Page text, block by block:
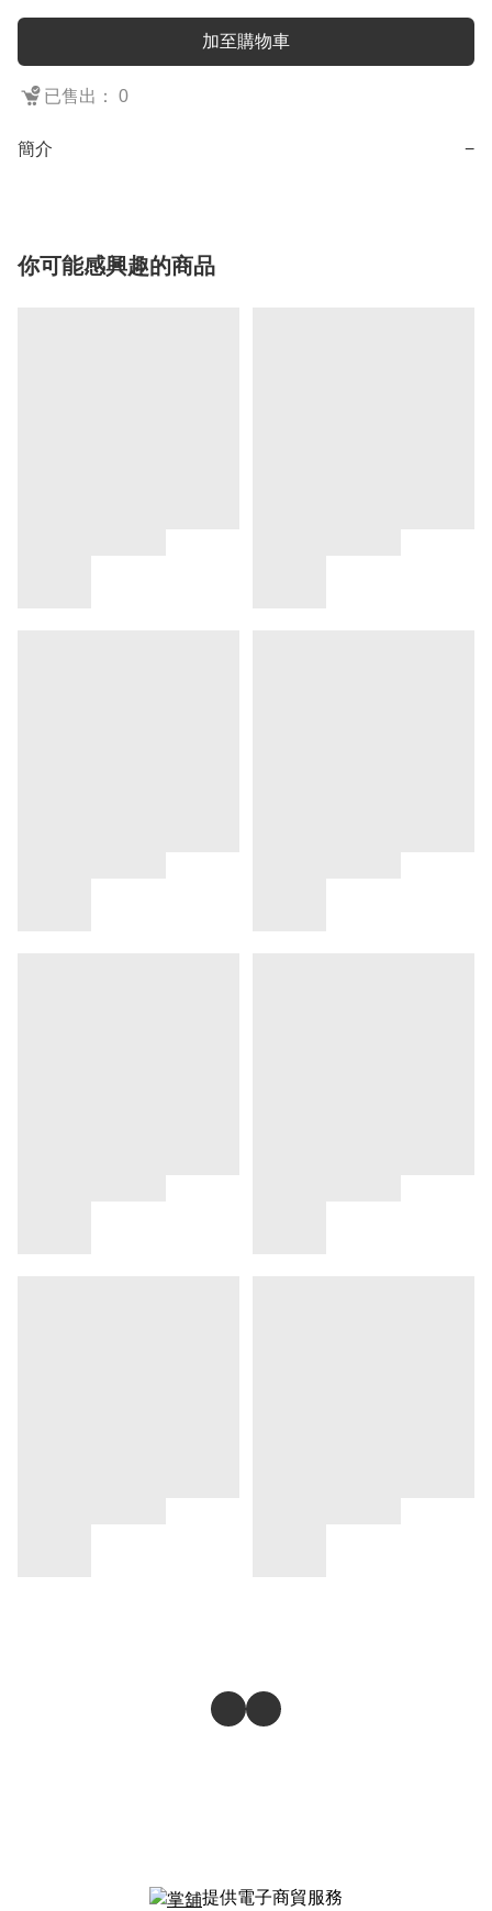
加至購物車
已售出： 0
簡介 −
你可能感興趣的商品
提供電子商貿服務